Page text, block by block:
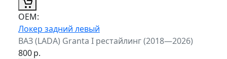
ОЕМ:
Локер задний левый
ВАЗ (LADA) Granta I рестайлинг (2018—2026)
800р.